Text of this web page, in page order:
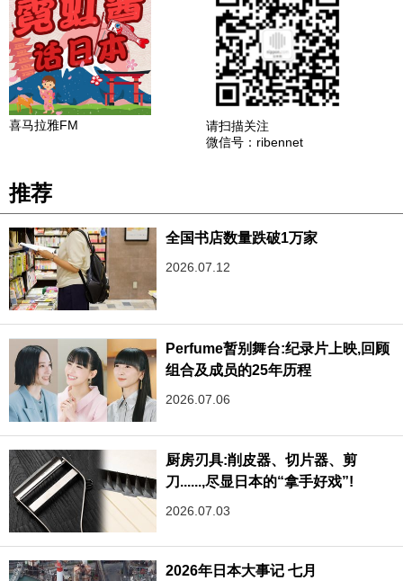
喜马拉雅FM
请扫描关注
微信号：ribennet
推荐
全国书店数量跌破1万家
2026.07.12
Perfume暂别舞台:纪录片上映,回顾
组合及成员的25年历程
2026.07.06
厨房刃具:削皮器、切片器、剪
刀......,尽显日本的“拿手好戏”!
2026.07.03
2026年日本大事记 七月